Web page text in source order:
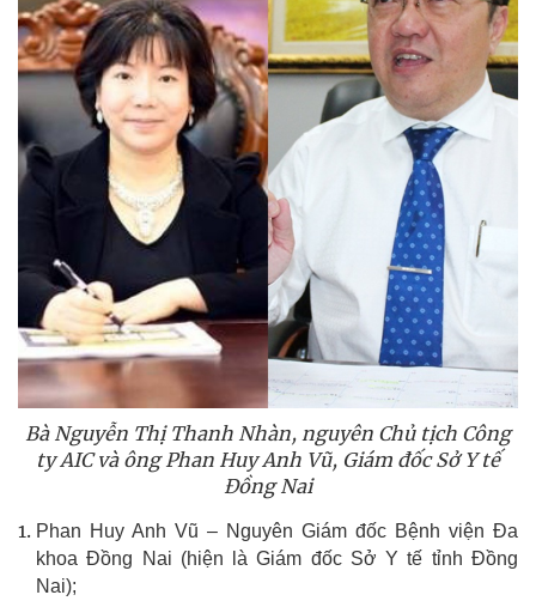
Bà Nguyễn Thị Thanh Nhàn, nguyên Chủ tịch Công
ty AIC và ông Phan Huy Anh Vũ, Giám đốc Sở Y tế
Đồng Nai
Phan Huy Anh Vũ – Nguyên Giám đốc Bệnh viện Đa
khoa Đồng Nai (hiện là Giám đốc Sở Y tế tỉnh Đồng
Nai);